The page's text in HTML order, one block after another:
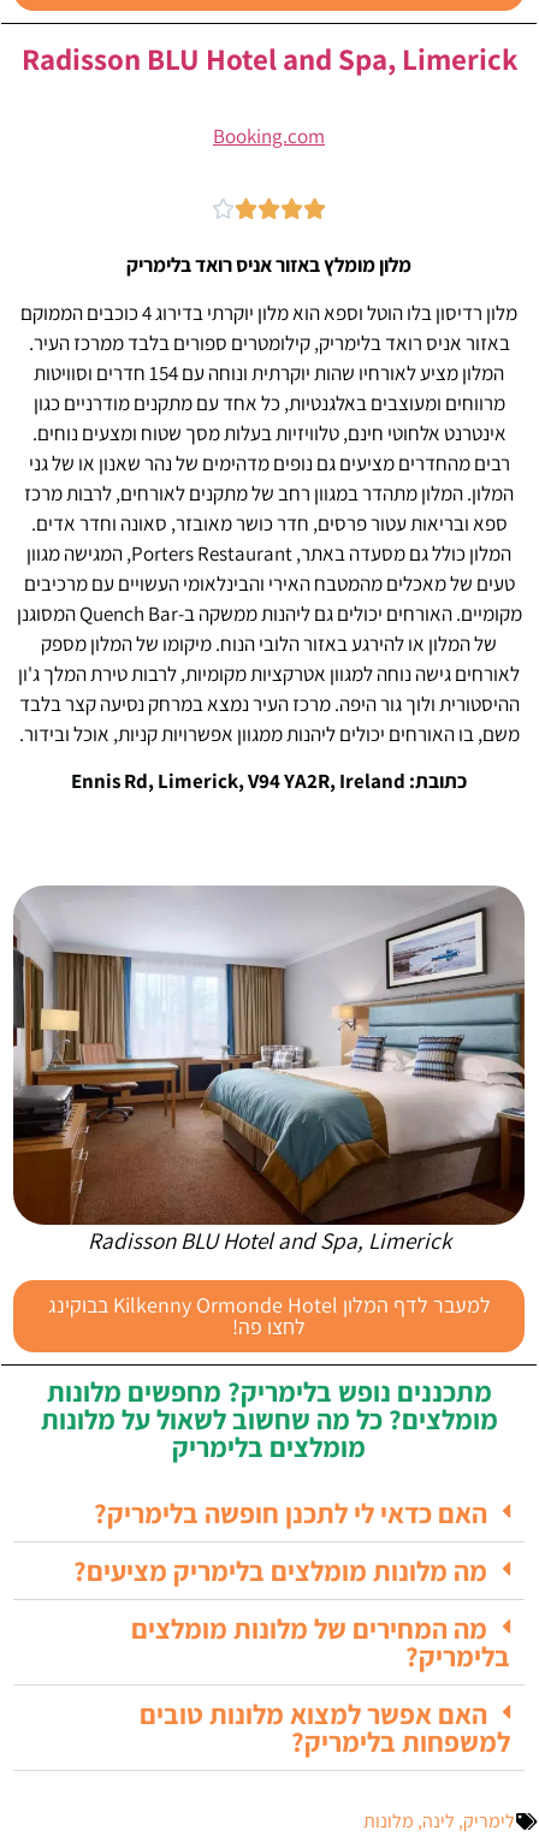
Radisson BLU Hotel and Spa, Limerick
Booking.com





מלון מומלץ באזור אניס רואד בלימריק
מלון רדיסון בלו הוטל וספא הוא מלון יוקרתי בדירוג 4 כוכבים הממוקם
באזור אניס רואד בלימריק, קילומטרים ספורים בלבד ממרכז העיר.
המלון מציע לאורחיו שהות יוקרתית ונוחה עם 154 חדרים וסוויטות
מרווחים ומעוצבים באלגנטיות, כל אחד עם מתקנים מודרניים כגון
אינטרנט אלחוטי חינם, טלוויזיות בעלות מסך שטוח ומצעים נוחים.
רבים מהחדרים מציעים גם נופים מדהימים של נהר שאנון או של גני
המלון. המלון מתהדר במגוון רחב של מתקנים לאורחים, לרבות מרכז
ספא ובריאות עטור פרסים, חדר כושר מאובזר, סאונה וחדר אדים.
המלון כולל גם מסעדה באתר, Porters Restaurant, המגישה מגוון
טעים של מאכלים מהמטבח האירי והבינלאומי העשויים עם מרכיבים
מקומיים. האורחים יכולים גם ליהנות ממשקה ב-Quench Bar המסוגנן
של המלון או להירגע באזור הלובי הנוח. מיקומו של המלון מספק
לאורחים גישה נוחה למגוון אטרקציות מקומיות, לרבות טירת המלך ג'ון
ההיסטורית ולוך גור היפה. מרכז העיר נמצא במרחק נסיעה קצר בלבד
משם, בו האורחים יכולים ליהנות ממגוון אפשרויות קניות, אוכל ובידור.
כתובת: Ennis Rd, Limerick, V94 YA2R, Ireland
Radisson BLU Hotel and Spa, Limerick
למעבר לדף המלון Kilkenny Ormonde Hotel בבוקינג
לחצו פה!
מתכננים נופש בלימריק? מחפשים מלונות
מומלצים? כל מה שחשוב לשאול על מלונות
מומלצים בלימריק
האם כדאי לי לתכנן חופשה בלימריק?
מה מלונות מומלצים בלימריק מציעים?
מה המחירים של מלונות מומלצים
בלימריק?
האם אפשר למצוא מלונות טובים
למשפחות בלימריק?
לימריק, לינה, מלונות